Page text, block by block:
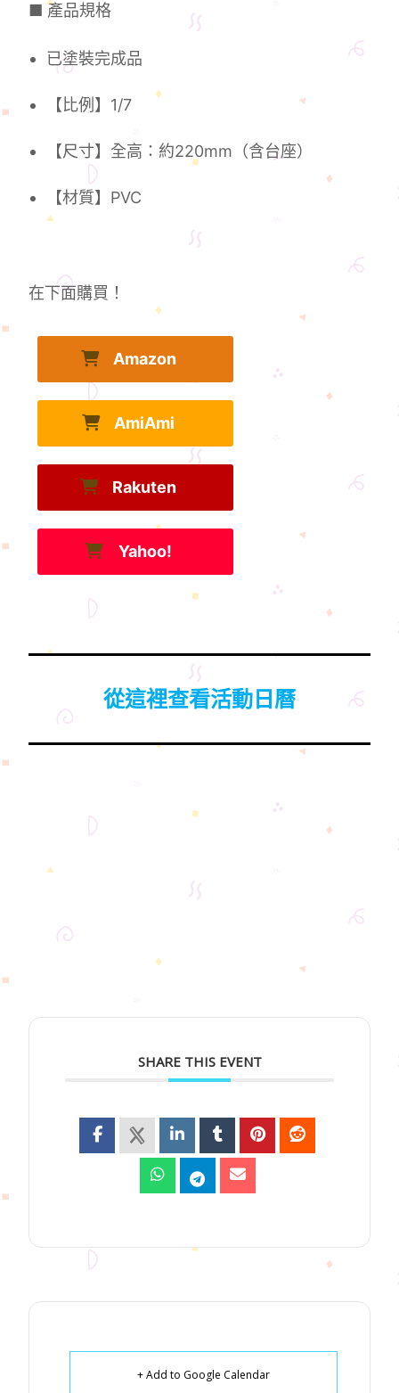
■ 產品規格
已塗裝完成品
【比例】1/7
【尺寸】全高：約220mm（含台座）
【材質】PVC
在下面購買！
Amazon
AmiAmi
Rakuten
Yahoo!
從這裡查看活動日曆
SHARE THIS EVENT
+ Add to Google Calendar